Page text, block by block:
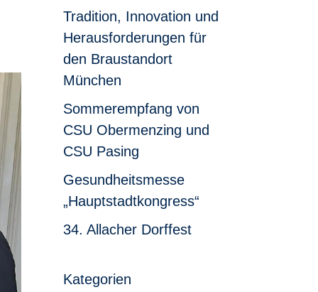
Tradition, Innovation und
Herausforderungen für
den Braustandort
München
Sommerempfang von
CSU Obermenzing und
CSU Pasing
Gesundheitsmesse
„Hauptstadtkongress“
34. Allacher Dorffest
Kategorien